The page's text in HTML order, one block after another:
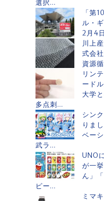
選択...
「第
ル・
2月4
川上
式会
資源
リン
ード
大学
多点刺...
シン
りま
ベー
武ラ...
UNO
が一
ん」
ピー...
ミマ